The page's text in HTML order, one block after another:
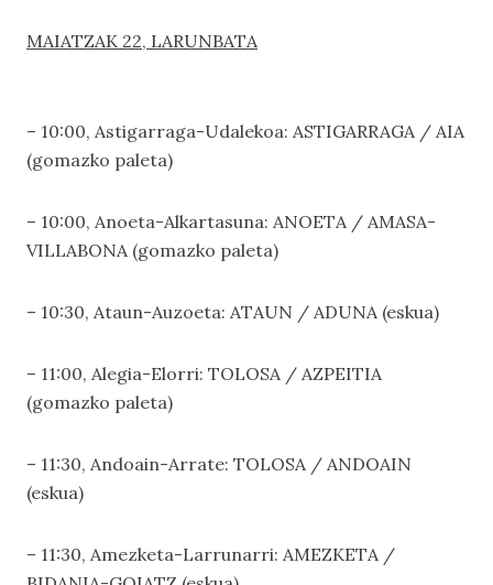
MAIATZAK 22, LARUNBATA
– 10:00, Astigarraga-Udalekoa: ASTIGARRAGA / AIA
(gomazko paleta)
– 10:00, Anoeta-Alkartasuna: ANOETA / AMASA-
VILLABONA (gomazko paleta)
– 10:30, Ataun-Auzoeta: ATAUN / ADUNA (eskua)
– 11:00, Alegia-Elorri: TOLOSA / AZPEITIA
(gomazko paleta)
– 11:30, Andoain-Arrate: TOLOSA / ANDOAIN
(eskua)
– 11:30, Amezketa-Larrunarri: AMEZKETA /